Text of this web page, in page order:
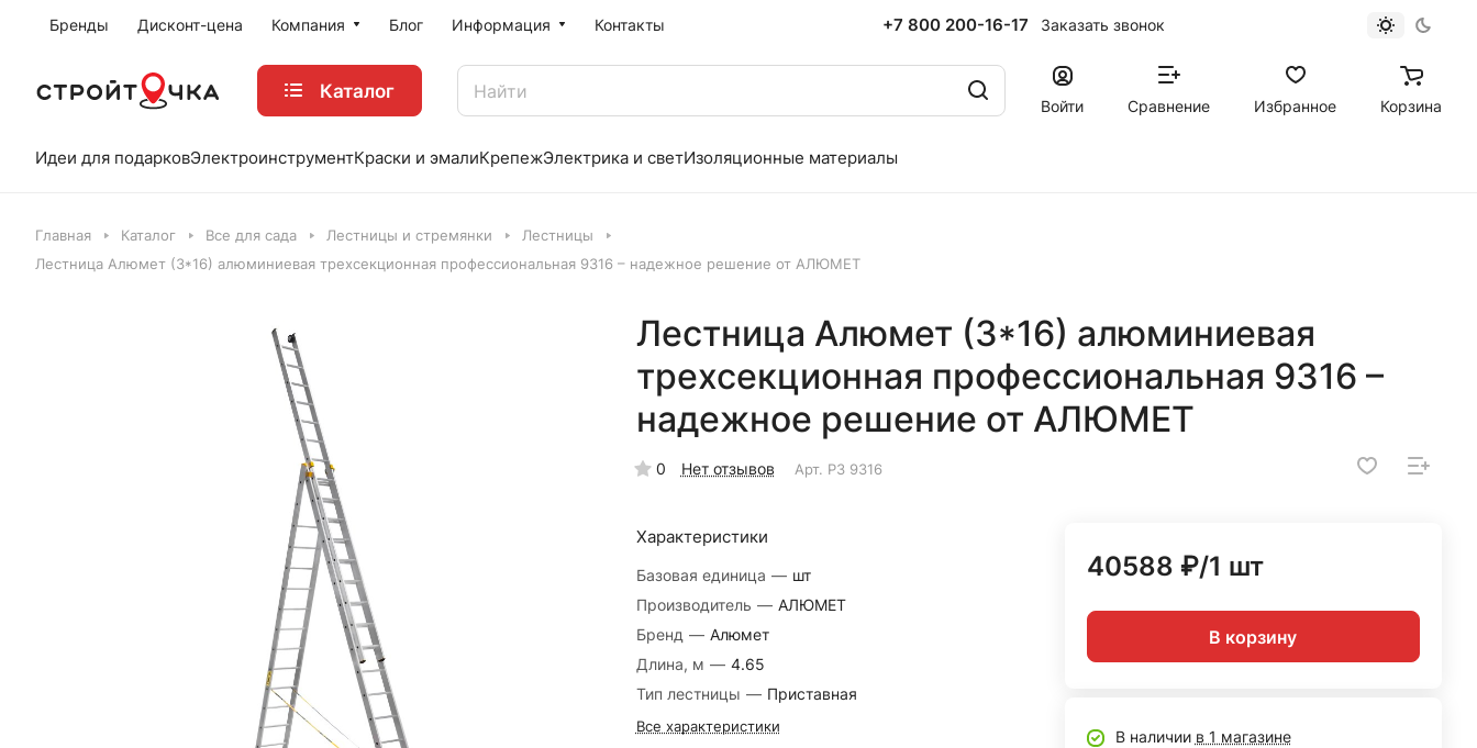
Бренды Дисконт-цена Компания Блог Информация Контакты +7 800 200-16-17 Заказать звонок
Каталог
Войти Сравнение Избранное Корзина
Идеи для подарковЭлектроинструментКраски и эмалиКрепежЭлектрика и светИзоляционные материалы
Главная Каталог Все для сада Лестницы и стремянки
Лестницы
Лестница Алюмет (3*16) алюминиевая трехсекционная профессиональная 9316 – надежное решение от АЛЮМЕТ
Лестница Алюмет (3*16) алюминиевая
трехсекционная профессиональная 9316 –
надежное решение от АЛЮМЕТ
0 Нет отзывов Арт. P3 9316
Характеристики
Базовая единица — шт
Производитель — АЛЮМЕТ
Бренд — Алюмет
Длина, м — 4.65
Тип лестницы — Приставная
Все характеристики
40588 ₽/1 шт
В корзину
В наличии в 1 магазине